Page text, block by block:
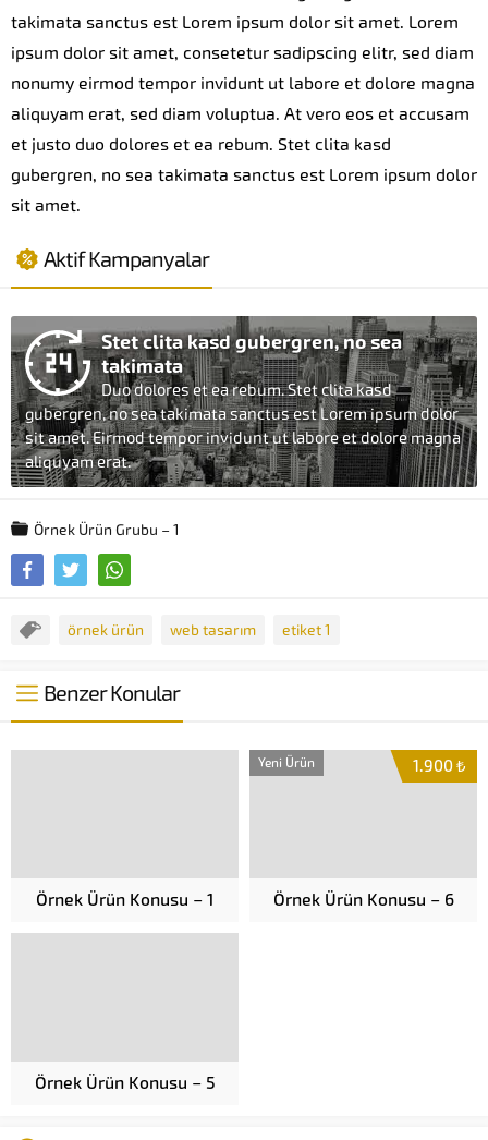
takimata sanctus est Lorem ipsum dolor sit amet. Lorem
ipsum dolor sit amet, consetetur sadipscing elitr, sed diam
nonumy eirmod tempor invidunt ut labore et dolore magna
aliquyam erat, sed diam voluptua. At vero eos et accusam
et justo duo dolores et ea rebum. Stet clita kasd
gubergren, no sea takimata sanctus est Lorem ipsum dolor
sit amet.
Aktif Kampanyalar
Stet clita kasd gubergren, no sea
takimata
Duo dolores et ea rebum. Stet clita kasd
gubergren, no sea takimata sanctus est Lorem ipsum dolor
sit amet. Eirmod tempor invidunt ut labore et dolore magna
aliquyam erat.
Örnek Ürün Grubu – 1
örnek ürün web tasarım etiket 1
Benzer Konular
Örnek Ürün Konusu – 1
Yeni Ürün 1.900 ₺
Örnek Ürün Konusu – 6
Örnek Ürün Konusu – 5